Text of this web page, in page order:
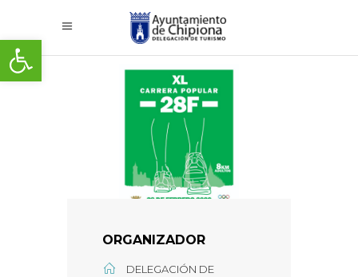
Abrir barra de herramientas
ORGANIZADOR
DELEGACIÓN DE